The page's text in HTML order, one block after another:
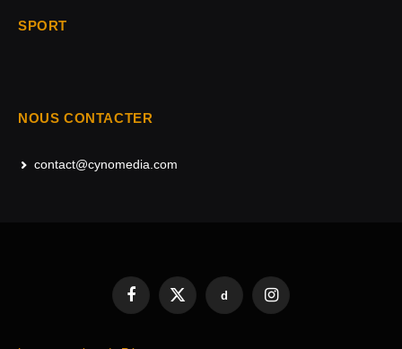
SPORT
NOUS CONTACTER
contact@cynomedia.com
FacebookX
d
Instagram